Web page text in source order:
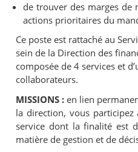
de trouver des marges
actions prioritaires du
Ce poste est rattaché au
sein de la Direction des
composée de 4 services et
collaborateurs.
MISSIONS :en lien
la direction, vous
service dont la finalité est
matière de gestion et de